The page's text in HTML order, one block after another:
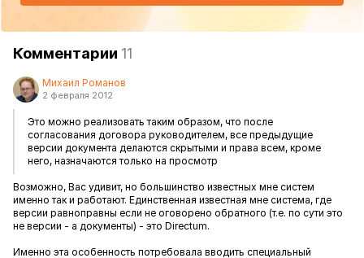
Комментарии 11
Михаил Романов
2 февраля 2012
Это можно реализовать таким образом, что после
согласования договора руководителем, все предыдущие
версии документа делаются скрытыми и права всем, кроме
него, назначаются только на просмотр
Возможно, Вас удивит, но большинство известных мне систем
именно так и работают. Единственная известная мне система, где
версии равноправны если не оговорено обратного (т.е. по сути это
не версии - а документы) - это Directum.
Именно эта особенность потребовала вводить специальный